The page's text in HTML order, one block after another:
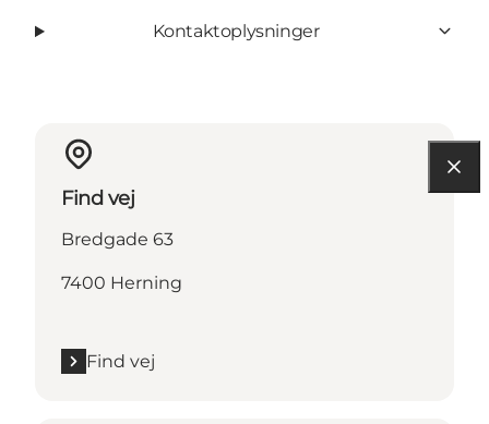
Kontaktoplysninger
Find vej
Bredgade 63
7400 Herning
Find vej